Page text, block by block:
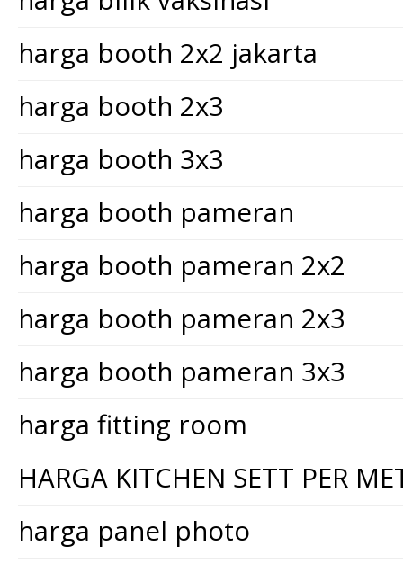
harga booth 2x2 jakarta
harga booth 2x3
harga booth 3x3
harga booth pameran
harga booth pameran 2x2
harga booth pameran 2x3
harga booth pameran 3x3
harga fitting room
HARGA KITCHEN SETT PER
harga panel photo